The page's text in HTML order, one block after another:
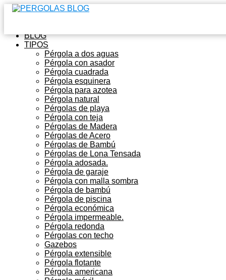
BLOG
TIPOS
Pérgola a dos aguas
Pérgola con asador
Pérgola cuadrada
Pérgola esquinera
Pérgola para azotea
Pérgola natural
Pérgolas de playa
Pérgola con teja
Pérgolas de Madera
Pérgolas de Acero
Pérgolas de Bambú
Pérgolas de Lona Tensada
Pérgola adosada.
Pérgola de garaje
Pérgola con malla sombra
Pérgola de bambú
Pérgola de piscina
Pérgola económica
Pérgola impermeable.
Pérgola redonda
Pérgolas con techo
Gazebos
Pérgola extensible
Pérgola flotante
Pérgola americana